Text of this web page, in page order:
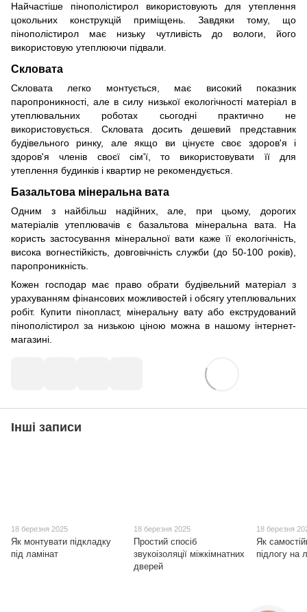
Найчастіше пінополістирол використовують для утеплення
цокольних конструкцій приміщень. Завдяки тому, що
пінополістирол має низьку чутливість до вологи, його
використовую утеплюючи підвали.
Скловата
Скловата легко монтується, має високий показник
паропроникності, але в силу низької екологічності матеріал в
утеплювальних роботах сьогодні практично не
використовується. Скловата досить дешевий представник
будівельного ринку, але якщо ви цінуєте своє здоров'я і
здоров'я членів своєї сім'ї, то використовувати її для
утеплення будинків і квартир не рекомендується.
Базальтова мінеральна вата
Одним з найбільш надійних, але, при цьому, дорогих
матеріалів утеплювачів є базальтова мінеральна вата. На
користь застосування мінеральної вати каже її екологічність,
висока вогнестійкість, довговічність служби (до 50-100 років),
паропроникність.
Кожен господар має право обрати будівельний матеріал з
урахуванням фінансових можливостей і обсягу утеплювальних
робіт. Купити пінопласт, мінеральну вату або екструдований
пінополістирол за низькою ціною можна в нашому інтернет-
магазині.
Інші записи
18 березня 2025
Як монтувати підкладку
під ламінат
18 березня 2025
Простий спосіб
звукоізоляції міжкімнатних
дверей
18 березня
Як
підлогу на